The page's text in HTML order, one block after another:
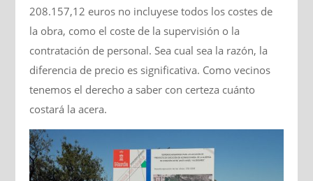
208.157,12 euros no incluyese todos los costes de
la obra, como el coste de la supervisión o la
contratación de personal. Sea cual sea la razón, la
diferencia de precio es significativa. Como vecinos
tenemos el derecho a saber con certeza cuánto
costará la acera.